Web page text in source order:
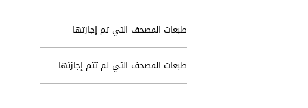
طبعات المصحف التي تم إجازتها
طبعات المصحف التي لم تتم إجازتها